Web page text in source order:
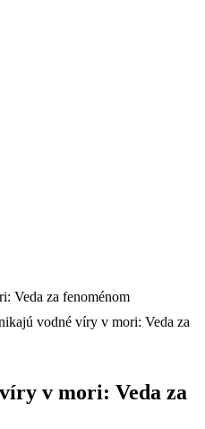
vodné víry v mori: Veda za
v mori: Veda za